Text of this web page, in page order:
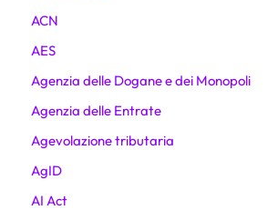
ACN
AES
Agenzia delle Dogane e dei Monopoli
Agenzia delle Entrate
Agevolazione tributaria
AgID
AI Act